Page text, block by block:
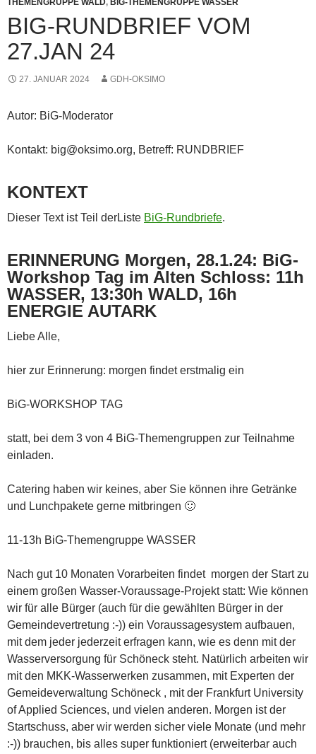
THEMENGRUPPE WALD, BIG-THEMENGRUPPE WASSER
BIG-RUNDBRIEF VOM
27.JAN 24
27. JANUAR 2024 GDH-OKSIMO
Autor: BiG-Moderator
Kontakt: big@oksimo.org, Betreff: RUNDBRIEF
KONTEXT
Dieser Text ist Teil derListe BiG-Rundbriefe.
ERINNERUNG Morgen, 28.1.24: BiG-
Workshop Tag im Alten Schloss: 11h
WASSER, 13:30h WALD, 16h
ENERGIE AUTARK
Liebe Alle,
hier zur Erinnerung: morgen findet erstmalig ein
BiG-WORKSHOP TAG
statt, bei dem 3 von 4 BiG-Themengruppen zur Teilnahme
einladen.
Catering haben wir keines, aber Sie können ihre Getränke
und Lunchpakete gerne mitbringen 🙂
11-13h BiG-Themengruppe WASSER
Nach gut 10 Monaten Vorarbeiten findet morgen der Start zu
einem großen Wasser-Voraussage-Projekt statt: Wie können
wir für alle Bürger (auch für die gewählten Bürger in der
Gemeindevertretung :-)) ein Voraussagesystem aufbauen,
mit dem jeder jederzeit erfragen kann, wie es denn mit der
Wasserversorgung für Schöneck steht. Natürlich arbeiten wir
mit den MKK-Wasserwerken zusammen, mit Experten der
Gemeideverwaltung Schöneck , mit der Frankfurt University
of Applied Sciences, und vielen anderen. Morgen ist der
Startschuss, aber wir werden sicher viele Monate (und mehr
:-)) brauchen, bis alles super funktioniert (erweiterbar auch